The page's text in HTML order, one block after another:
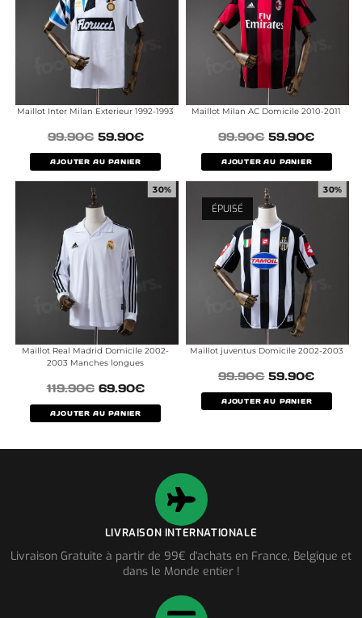
Maillot Inter Milan Exterieur 1992-1993
99.90€ 59.90€
AJOUTER AU PANIER
Maillot Milan AC Domicile 2010-2011
99.90€ 59.90€
AJOUTER AU PANIER
30%
Maillot Real Madrid Domicile 2002-
2003 Manches longues
119.90€ 69.90€
AJOUTER AU PANIER
30%
ÉPUISÉ
Maillot juventus Domicile 2002-2003
99.90€ 59.90€
AJOUTER AU PANIER
LIVRAISON INTERNATIONALE
Livraison Gratuite à partir de 99€ d'achats en France, Belgique et
dans le Monde entier !